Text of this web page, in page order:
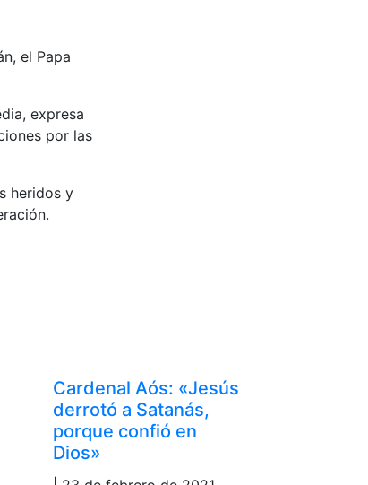
el Papa
expresa
por las
heridos y
Cardenal Aós: «Jesús
derrotó a Satanás,
porque confió en
Dios»